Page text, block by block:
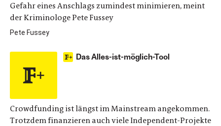
Gefahr eines Anschlags zumindest minimieren, meint
der Kriminologe Pete Fussey
Pete Fussey
Das Alles-ist-möglich-Tool
Crowdfunding ist längst im Mainstream angekommen.
Trotzdem finanzieren auch viele Independent-Projekte